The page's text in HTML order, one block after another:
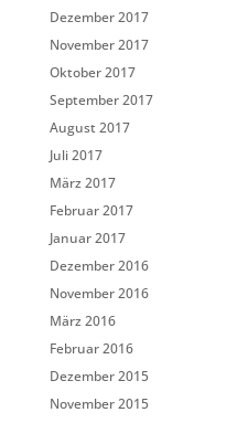
Dezember 2017
November 2017
Oktober 2017
September 2017
August 2017
Juli 2017
März 2017
Februar 2017
Januar 2017
Dezember 2016
November 2016
März 2016
Februar 2016
Dezember 2015
November 2015